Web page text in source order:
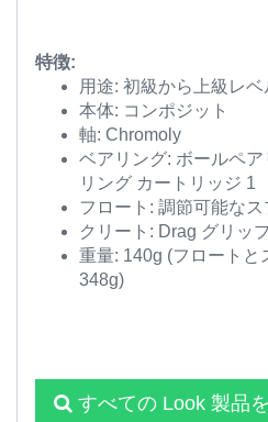
特徴:
用途: 初級から上級レベ
本体: コンポジット
軸: Chromoly
ベアリング: ボールペ
リング カートリッジ 1
フロート: 調節可能な
クリート: Drag グリッ
重量: 140g (フロートと
348g)
すべての Look 製品